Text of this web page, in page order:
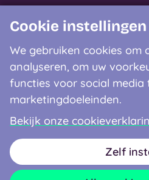
Cookie instellingen
We gebruiken cookies om
analyseren, om uw
functies voor social media
marketingdoeleinden.
Bekijk onze
Zelf
Contactgegevens
0900 - 8122
Disclaimer Privacyverklaring